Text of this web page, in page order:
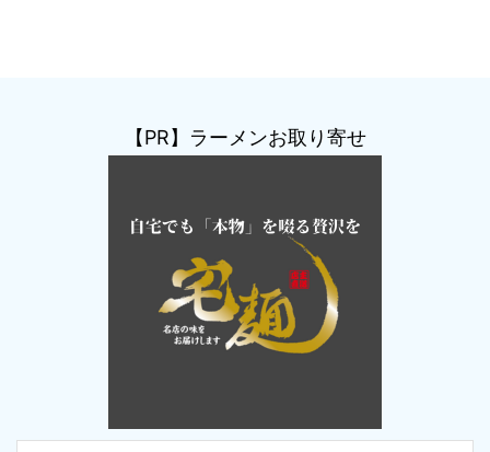
【PR】ラーメンお取り寄せ